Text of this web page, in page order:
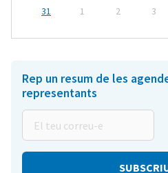
31
1 2 3
Rep un resum de les
representants
teu
correu-